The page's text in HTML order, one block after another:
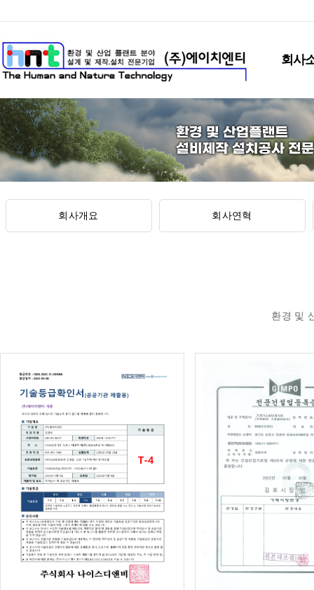
회사
회사개요 회사연혁
환경 및